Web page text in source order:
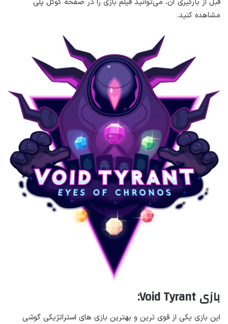
قبل از بارگیری آن، می‌توانید فیلم بازی را در صفحه گوگل پلی
مشاهده کنید.
بازی Void Tyrant:
این بازی یکی از قوی ترین و بهترین بازی های استراتژیکی گوشی